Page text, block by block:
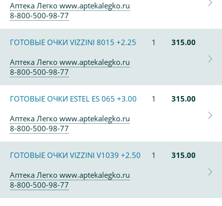
Аптека Легко www.aptekalegko.ru
8-800-500-98-77
ГОТОВЫЕ ОЧКИ VIZZINI 8015 +2.25 1
315.00
Аптека Легко www.aptekalegko.ru
8-800-500-98-77
ГОТОВЫЕ ОЧКИ ESTEL ES 065 +3.00 1
315.00
Аптека Легко www.aptekalegko.ru
8-800-500-98-77
ГОТОВЫЕ ОЧКИ VIZZINI V1039 +2.50 1
315.00
Аптека Легко www.aptekalegko.ru
8-800-500-98-77